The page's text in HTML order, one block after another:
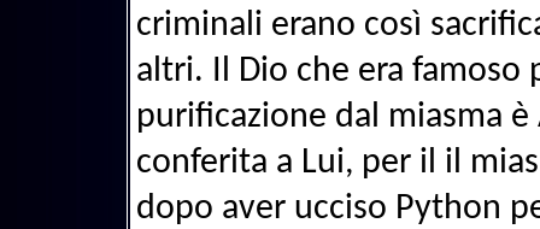
criminali erano così
altri. Il Dio che era famoso
purificazione dal miasma
conferita a Lui, per il il
dopo aver ucciso Python